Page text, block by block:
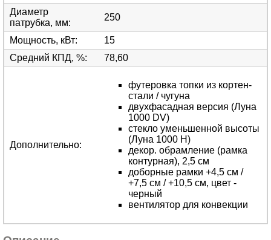
Диаметр
патрубка, мм:
250
Мощность, кВт:
15
Средний КПД, %: 78,60
Дополнительно:
футеровка топки из кортен-
стали / чугуна
двухфасадная версия (Луна
1000 DV)
стекло уменьшенной высоты
(Луна 1000 H)
декор. обрамление (рамка
контурная), 2,5 см
доборные рамки +4,5 см /
+7,5 см / +10,5 см, цвет -
черный
вентилятор для конвекции